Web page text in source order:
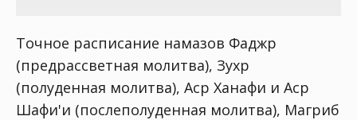
Точное расписание намазов Фаджр
(предрассветная молитва), Зухр
(полуденная молитва), Аср Ханафи и Аср
Шафи'и (послеполуденная молитва), Магриб